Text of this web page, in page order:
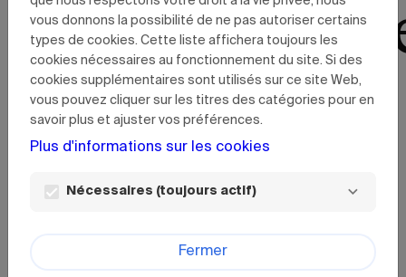
Bienvenue sur notre page d’accès aux
soutiens de Kultur | lx.
La mise en œuvre de dispositifs de soutien au
missions de Kultur | lx. Nous avons à cœur de
autour de trois axes centraux : développement
vous donnons la possibilité de ne pas autoriser certains
types de cookies. Cette liste affichera toujours les
cookies nécessaires au fonctionnement du site. Si des
cookies supplémentaires sont utilisés sur ce site Web,
vous pouvez cliquer sur les titres des catégories pour en
savoir plus et ajuster vos préférences.
Plus d'informations sur les cookies
Nécessaires (toujours actif)
Fermer